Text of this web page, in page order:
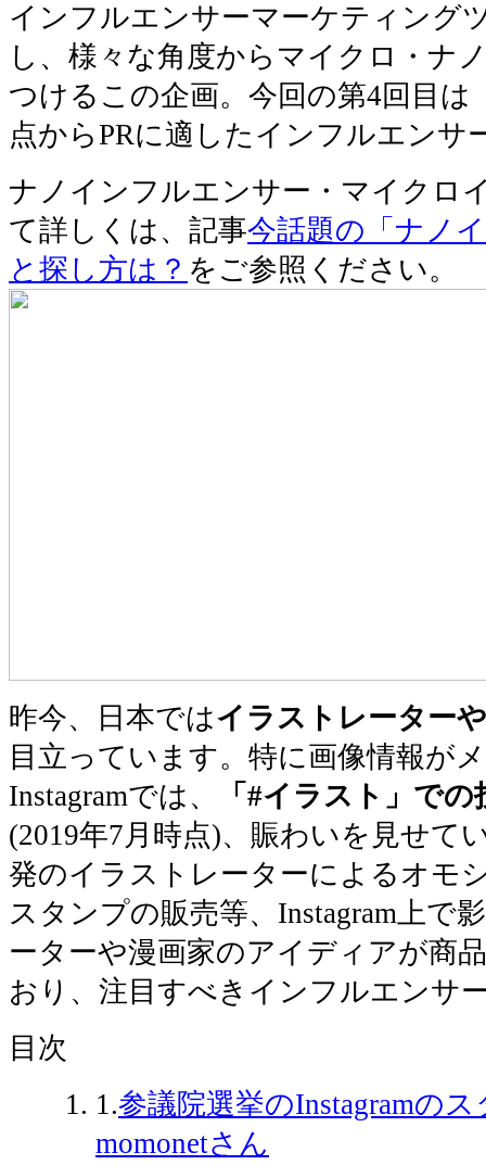
インフルエンサーマーケティング
し、様々な角度からマイクロ・ナ
つけるこの企画。今回の第4回目は
点からPRに適したインフルエンサ
ナノインフルエンサー・マイクロ
て詳しくは、記事今話題の「ナノ
と探し方は？ をご参照ください。
昨今、日本ではイラストレーター
目立っています。特に画像情報が
Instagramでは、
「#イラスト」で
(2019年7月時点)、賑わいを見せて
発のイラストレーターによるオモ
スタンプの販売等、Instagram上で
ーターや漫画家のアイディアが商
おり、注目すべきインフルエンサ
目次
1.参議院選挙のInstagramの
momonetさん